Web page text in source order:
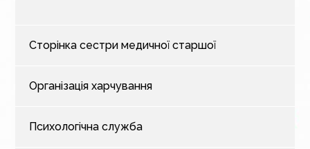
Сторінка сестри медичної старшої
Організація харчування
Психологічна служба